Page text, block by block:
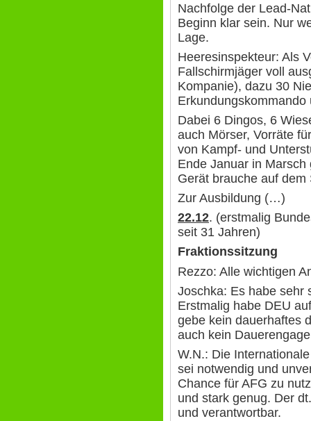
Nachfolge der Lead-
Beginn klar sein. Nur
Lage.
Heeresinspekteur: Als
Fallschirmjäger voll
Kompanie), dazu 30
Dabei 6 Dingos, 6
auch Mörser, Vorräte
von Kampf- und
Ende Januar in
Gerät brauche auf dem
Zur Ausbildung (…)
22.12. (erstmalig
seit 31 Jahren)
Fraktionssitzung
Rezzo: Alle wichtigen
Joschka: Es habe sehr
Erstmalig habe DEU
gebe kein dauerhaftes
auch kein
W.N.: Die
sei notwendig und
Chance für AFG zu
und stark genug. Der
und verantwortbar.